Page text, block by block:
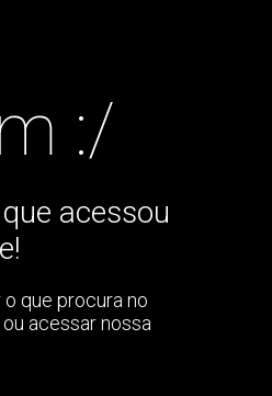
:/
acessou
que procura no
acessar nossa